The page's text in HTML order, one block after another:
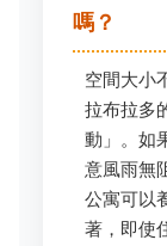
嗎？
空間大小
拉布拉多
動」。如
意風雨無
公寓可以
著，即使